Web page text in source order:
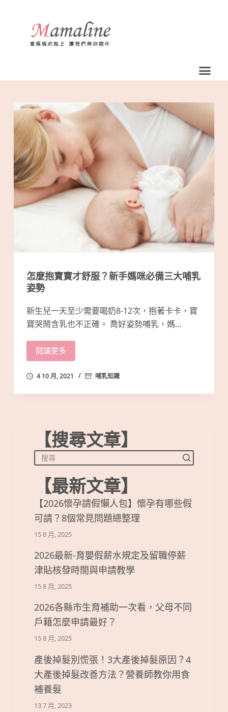
容
怎麼抱寶寶才舒服？新手媽咪必備三大哺乳
姿勢
新生兒一天至少需要喝奶8-12次，抱著卡卡，寶
寶哭鬧含乳也不正確。 喬好姿勢哺乳，媽…
閱讀更多
4 10 月, 2021 哺乳知識
【搜尋文章】
【最新文章】
【2026懷孕請假懶人包】懷孕有哪些假
可請？8個常見問題總整理
15 8 月, 2025
2026最新-育嬰假薪水規定及留職停薪
津貼核發時間與申請教學
15 8 月, 2025
2026各縣市生育補助一次看，父母不同
戶籍怎麼申請最好？
15 8 月, 2025
產後掉髮別慌張！3大產後掉髮原因？4
大產後掉髮改善方法？營養師教你用食
補養髮
13 7 月, 2023